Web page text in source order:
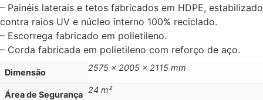
– Painéis laterais e tetos fabricados em HDPE, estabilizado
contra raios UV e núcleo interno 100% reciclado.
– Escorrega fabricado em polietileno.
– Corda fabricada em polietileno com reforço de aço.
Dimensão 2575 x 2005 x 2115 mm
Área de Segurança 24 m²